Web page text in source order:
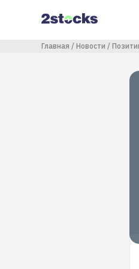
содержанию
Строка навигации
Главная Новости